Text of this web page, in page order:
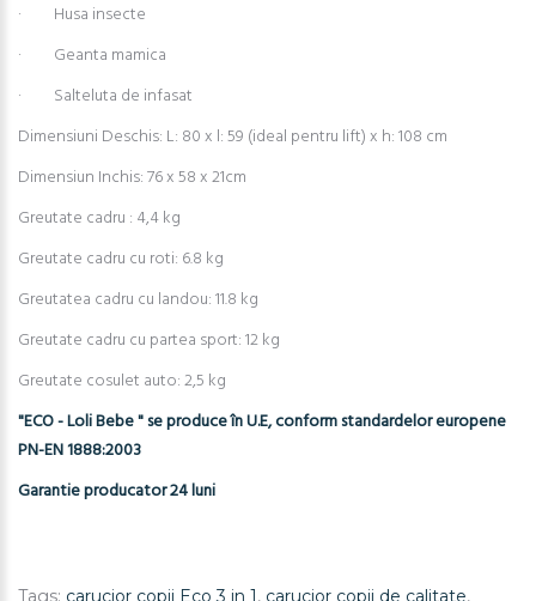
· Husa insecte
· Geanta mamica
· Salteluta de infasat
Dimensiuni Deschis: L: 80 x l: 59 (ideal pentru lift) x h: 108 cm
Dimensiun Inchis: 76 x 58 x 21cm
Greutate cadru : 4,4 kg
Greutate cadru cu roti: 6.8 kg
Greutatea cadru cu landou: 11.8 kg
Greutate cadru cu partea sport: 12 kg
Greutate cosulet auto: 2,5 kg
"ECO - Loli Bebe " se produce în U.E, conform standardelor europene
PN-EN 1888:2003
Garantie producator 24 luni